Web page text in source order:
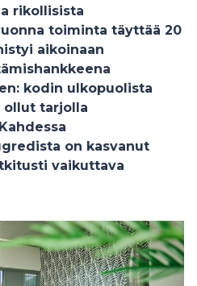
rikollisista
toiminta täyttää 20
aikoinaan
kodin ulkopuolista
ollut tarjolla
on kasvanut
vaikuttava